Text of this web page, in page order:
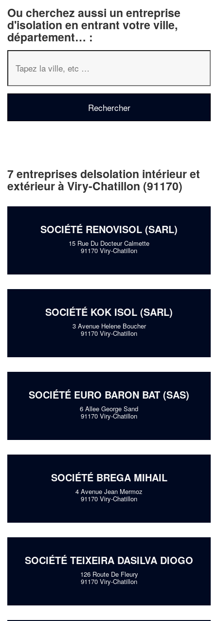
Ou cherchez aussi un entreprise
d'isolation en entrant votre ville,
département… :
7 entreprises deIsolation intérieur et
extérieur à Viry-Chatillon (91170)
SOCIÉTÉ RENOVISOL (SARL)
15 Rue Du Docteur Calmette
91170 Viry-Chatillon
SOCIÉTÉ KOK ISOL (SARL)
3 Avenue Helene Boucher
91170 Viry-Chatillon
SOCIÉTÉ EURO BARON BAT (SAS)
6 Allee George Sand
91170 Viry-Chatillon
SOCIÉTÉ BREGA MIHAIL
4 Avenue Jean Mermoz
91170 Viry-Chatillon
SOCIÉTÉ TEIXEIRA DASILVA DIOGO
126 Route De Fleury
91170 Viry-Chatillon